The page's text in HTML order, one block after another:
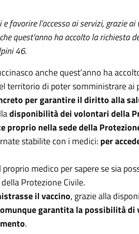
l’accesso ai servizi, grazie
quest’anno ha accolto la richiesta
46.
anche quest’anno ha
territorio di poter somministrare ai
per garantire il diritto alla
disponibilità dei volontari della
nella sede della
stabilite con i medici: per
medico per sapere se sia
Protezione Civile.
il vaccino, grazie alla
garantita la possibilità di
.